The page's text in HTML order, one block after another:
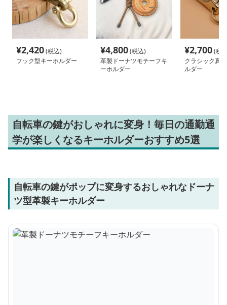
¥2,420(税込)
フック型キーホルダー
¥4,800(税込)
革製ドーナツモチーフキ
ーホルダー
¥2,700(税
クラシック真
ルダー
自転車の鍵がおしゃれに変身！毎日の通勤通
学が楽しくなるキーホルダーおすすめ5選
自転車の鍵がポップに変身するおしゃれなドーナ
ツ型革製キーホルダー